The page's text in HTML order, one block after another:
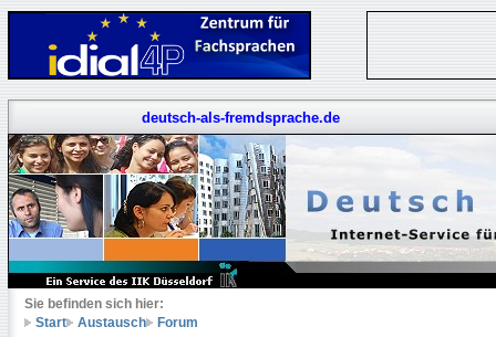
deutsch-als-fremdsprache.de
Sie befinden sich hier:
Start
Austausch Forum